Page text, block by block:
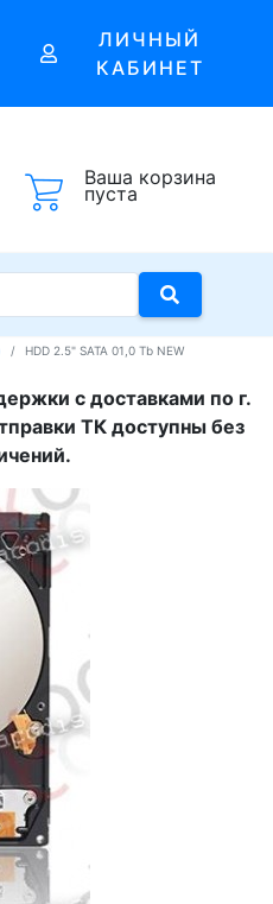
ЛИЧНЫЙ
КАБИНЕТ
Ваша корзина
пуста
HDD 2.5" SATA 01,0 Tb NEW
с доставками по г.
ТК доступны без